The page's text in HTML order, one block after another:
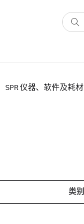
SPR 仪器、软件及耗材
类别